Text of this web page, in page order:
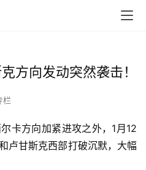
方向发动突然袭击！
栏
卡方向加紧进攻之外，1月12
卢甘斯克西部打破沉默，大幅